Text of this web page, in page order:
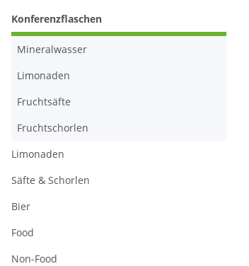
Konferenzflaschen
Mineralwasser
Limonaden
Fruchtsäfte
Fruchtschorlen
Limonaden
Säfte & Schorlen
Bier
Food
Non-Food